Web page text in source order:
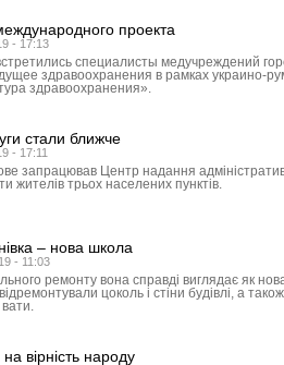
проекта
- 17:13
специалисты медучреждений
здравоохранения в рамках украино-
здравоохранения».
стали ближче
- 17:11
запрацював Центр надання
жителів трьох населених пунктів.
– нова школа
- 11:03
ремонту вона справді виглядає як
цоколь і стіни будівлі, а
вати.
вірність народу